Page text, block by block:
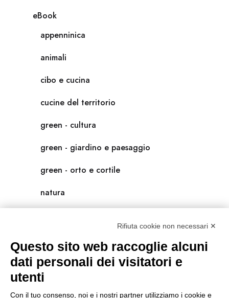
eBook
appenninica
animali
cibo e cucina
cucine del territorio
green - cultura
green - giardino e paesaggio
green - orto e cortile
natura
scienza
universolocale
Rifiuta cookie non necessari ✕
Questo sito web raccoglie alcuni
dati personali dei visitatori e
utenti
Con il tuo consenso, noi e i nostri partner utilizziamo i cookie e